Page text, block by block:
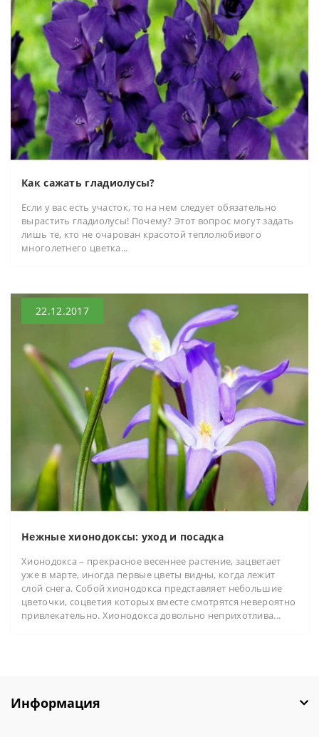
Как сажать гладиолусы?
Если у вас есть участок, то на нем следует обязательно
вырастить гладиолусы! Почему? Этот вопрос могут задать
лишь те, кто не очарован красотой теплолюбивого
многолетнего цветка...
22.12.2017
Нежные хионодоксы: уход и посадка
Хионодокса – прекрасное весеннее растение, зацветает
уже в марте, иногда первые цветы видны, когда лежит
слой снега. Собой хионодокса представляет небольшие
цветочки, соцветия которых вместе смотрятся невероятно
привлекательно. Хионодокса довольно неприхотлива...
Информация